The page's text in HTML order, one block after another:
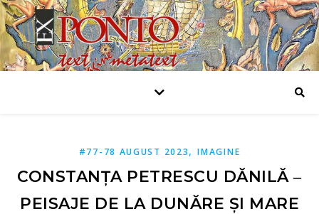
#77-78 AUGUST 2023,IMAGINE
CONSTANȚA PETRESCU DĂNILĂ ‒
PEISAJE DE LA DUNĂRE ȘI MARE